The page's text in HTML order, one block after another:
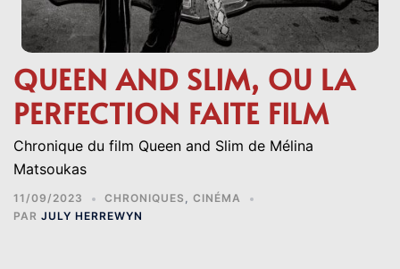
QUEEN AND SLIM, OU LA
PERFECTION FAITE FILM
Chronique du film Queen and Slim de Mélina
Matsoukas
11/09/2023 CHRONIQUES , CINÉMA
PAR JULY HERREWYN